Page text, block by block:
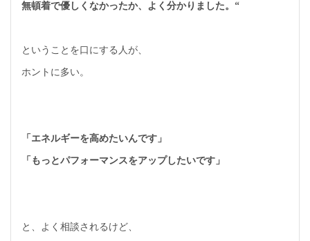
無頓着で優しくなかったか、よく分かりました。“
ということを口にする人が、
ホントに多い。
「エネルギーを高めたいんです」
「もっとパフォーマンスをアップしたいです」
と、よく相談されるけど、